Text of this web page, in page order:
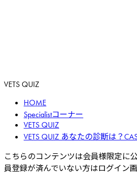
VETS QUIZ
HOME
Specialistコーナー
VETS QUIZ
VETS QUIZ あなたの診断は？
こちらのコンテンツは会員様限定に
員登録が済んでいない方はログイン